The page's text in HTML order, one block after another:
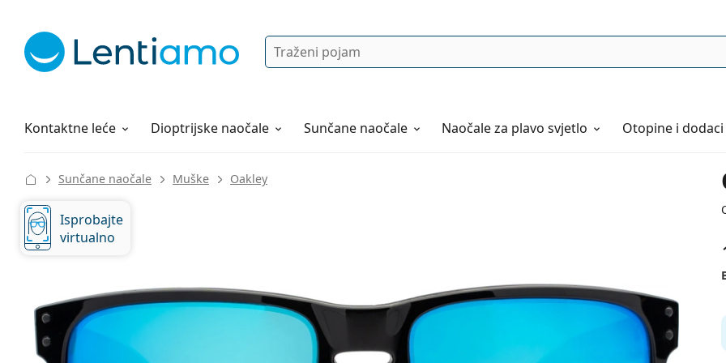
Pretraga
Kontaktne leće
Otopine za leće Dioptrijske naočale Sunčane naočale Naočaleza plavo svjetlo Otopine i dodaci
Sve o kupovini
Sunčane naočale Muške Oakley
Isprobajte
virtualno